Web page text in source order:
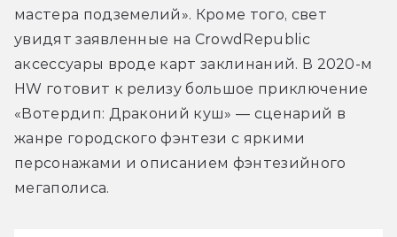
мастера подземелий». Кроме того, свет
увидят заявленные на CrowdRepublic
аксессуары вроде карт заклинаний. В 2020-м
HW готовит к релизу большое приключение
«Вотердип: Драконий куш» — сценарий в
жанре городского фэнтези с яркими
персонажами и описанием фэнтезийного
мегаполиса.